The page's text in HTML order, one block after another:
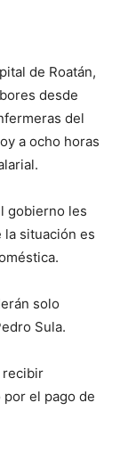
de Roatán,
desde
del
a ocho horas
gobierno les
la situación es
solo
Sula.
recibir
el pago de